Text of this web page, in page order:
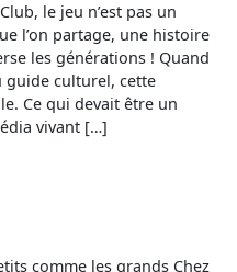
le jeu n’est pas un
l’on partage, une histoire
les générations ! Quand
guide culturel, cette
Ce qui devait être un
vivant […]
comme les grands Chez